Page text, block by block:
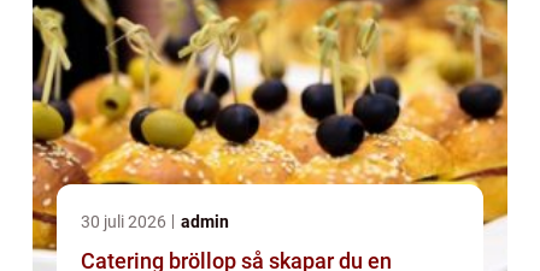
30 juli 2026 admin
Catering bröllop så skapar du en